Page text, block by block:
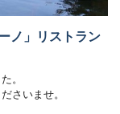
ノ」リストラン
。
さいませ。